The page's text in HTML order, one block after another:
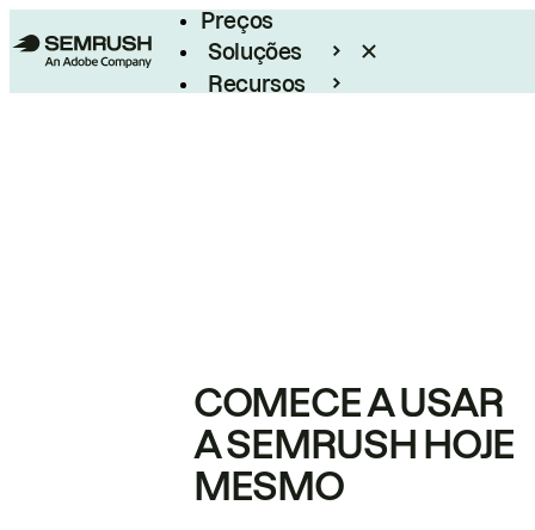
Preços
Soluções
Recursos
COMECE A USAR
A SEMRUSH HOJE
MESMO